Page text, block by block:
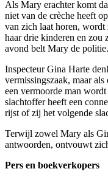
Als Mary erachter komt
niet van de crèche heeft
van zich laat horen, wordt
haar drie kinderen en zou
avond belt Mary de politie.
Inspecteur Gina Harte
vermissingszaak, maar
een vermoorde man
slachtoffer heeft een
rijst of zij het volgende
Terwijl zowel Mary als
antwoorden, ontvouwt
Pers en boekverkopers